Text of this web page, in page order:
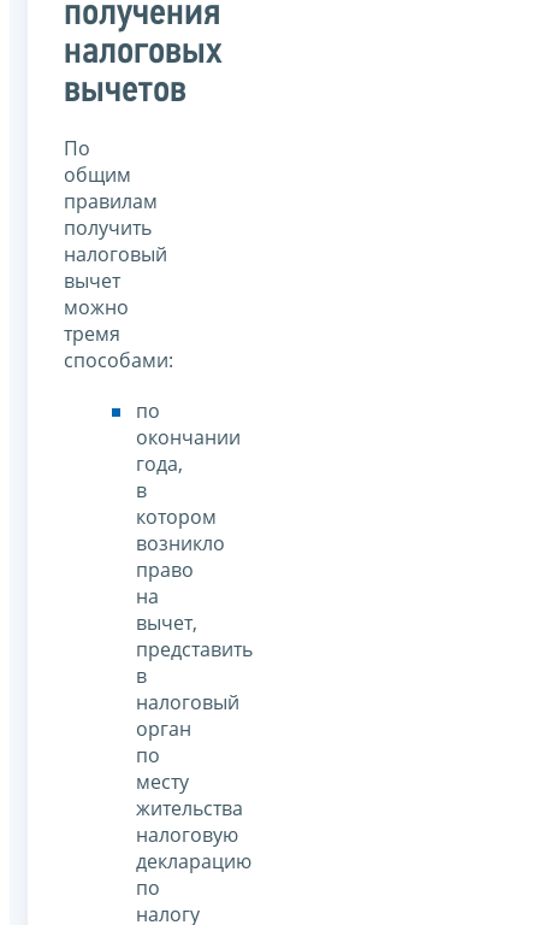
получения
налоговых
вычетов
По
общим
правилам
получить
налоговый
вычет
можно
тремя
способами:
по
окончании
года,
в
котором
возникло
право
на
вычет,
представить
в
налоговый
орган
по
месту
жительства
налоговую
декларацию
по
налогу